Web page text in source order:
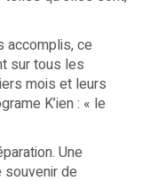
accomplis, ce
sur tous les
mois et leurs
K’ien : « le
Une
de